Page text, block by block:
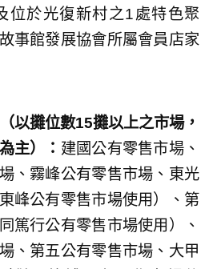
位於光復新村之1處特色聚
事館發展協會所屬會員店家
以攤位數15攤以上之市場，
主）： 建國公有零售市場、
、霧峰公有零售市場、東光
峰公有零售市場使用）、第
篤行公有零售市場使用）、
、第五公有零售市場、大甲